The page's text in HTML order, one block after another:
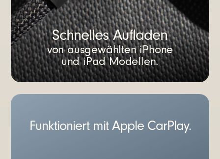
Schnelles Aufladen
von ausgewählten iPhone
und iPad Modellen.
Funktioniert mit Apple CarPlay.